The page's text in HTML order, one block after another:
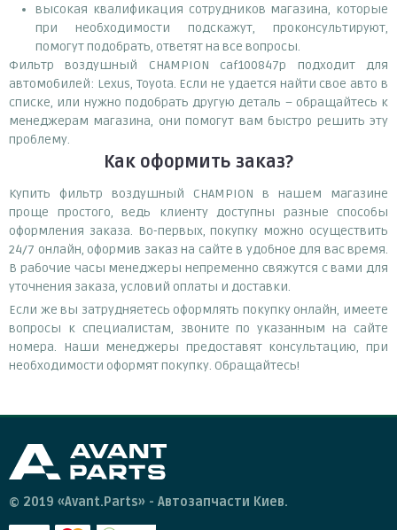
высокая квалификация сотрудников магазина, которые
при необходимости подскажут, проконсультируют,
помогут подобрать, ответят на все вопросы.
Фильтр воздушный CHAMPION caf100847p подходит для
автомобилей: Lexus, Toyota. Если не удается найти свое авто в
списке, или нужно подобрать другую деталь – обращайтесь к
менеджерам магазина, они помогут вам быстро решить эту
проблему.
Как оформить заказ?
Купить фильтр воздушный CHAMPION в нашем магазине
проще простого, ведь клиенту доступны разные способы
оформления заказа. Во-первых, покупку можно осуществить
24/7 онлайн, оформив заказ на сайте в удобное для вас время.
В рабочие часы менеджеры непременно свяжутся с вами для
уточнения заказа, условий оплаты и доставки.
Если же вы затрудняетесь оформлять покупку онлайн, имеете
вопросы к специалистам, звоните по указанным на сайте
номера. Наши менеджеры предоставят консультацию, при
необходимости оформят покупку. Обращайтесь!
© 2019 «Avant.Parts» - Автозапчасти Киев.